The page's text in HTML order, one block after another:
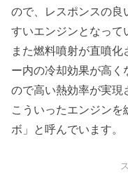
ので、レスポンスの良
すいエンジンとなって
また燃料噴射が直噴
ー内の冷却効果が高く
ので高い熱効率が実現
こういったエンジン
ボ」と呼んでいます。